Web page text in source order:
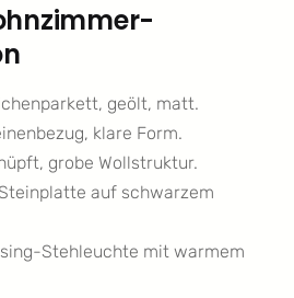
geölt, matt.
klare Form.
grobe Wollstruktur.
auf schwarzem
Stehleuchte mit warmem